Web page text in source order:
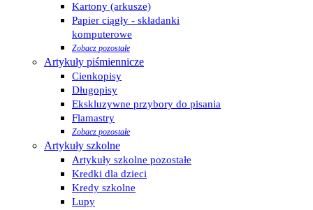
Kartony (arkusze)
Papier ciągły - składanki
komputerowe
Zobacz pozostałe
Artykuły piśmiennicze
Cienkopisy
Długopisy
Ekskluzywne przybory do pisania
Flamastry
Zobacz pozostałe
Artykuły szkolne
Artykuły szkolne pozostałe
Kredki dla dzieci
Kredy szkolne
Lupy